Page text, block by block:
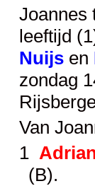
Joannes
leeftijd
Nuijs en
zondag
Van
1
(B).